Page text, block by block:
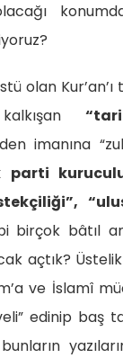
olan
kalkışan
imanına
birçok bâtıl
açtık?
ve İslamî
edinip baş